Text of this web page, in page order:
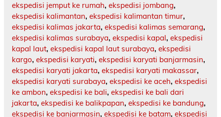
ekspedisi jemput ke rumah, ekspedisi jombang,
ekspedisi kalimantan, ekspedisi kalimantan timur,
ekspedisi kalimas jakarta, ekspedisi kalimas semarang,
ekspedisi kalimas surabaya, ekspedisi kapal, ekspedisi
kapal laut, ekspedisi kapal laut surabaya, ekspedisi
kargo, ekspedisi karyati, ekspedisi karyati banjarmasin,
ekspedisi karyati jakarta, ekspedisi karyati makassar,
ekspedisi karyati surabaya, ekspedisi ke aceh, ekspedisi
ke ambon, ekspedisi ke bali, ekspedisi ke bali dari
jakarta, ekspedisi ke balikpapan, ekspedisi ke bandung,
ekspedisi ke banjarmasin, ekspedisi ke batam, ekspedisi